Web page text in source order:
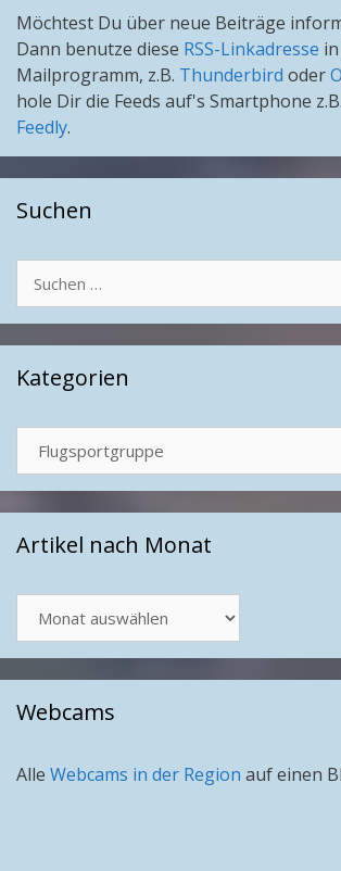
Möchtest Du über neue Beiträge
Dann benutze diese RSS-Linkadresse
Mailprogramm, z.B. Thunderbird oder
hole Dir die Feeds auf's Smartphone
Feedly.
Suchen
Suchen
nach:
Kategorien
Kategorien
Artikel nach Monat
nach
Monat
Webcams
Alle Webcams in der Region auf einen